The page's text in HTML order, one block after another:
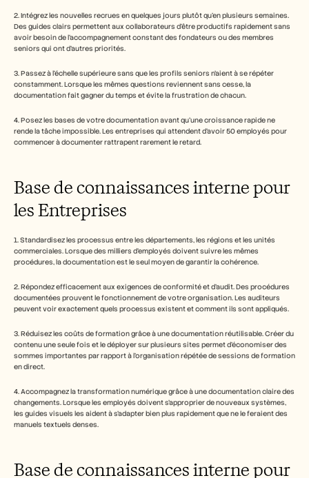
2. Intégrez les nouvelles recrues en quelques jours plutôt qu'en plusieurs semaines.
Des guides clairs permettent aux collaborateurs d'être productifs rapidement sans
avoir besoin de l'accompagnement constant des fondateurs ou des membres
seniors qui ont d'autres priorités.
3. Passez à l'échelle supérieure sans que les profils seniors n'aient à se répéter
constamment. Lorsque les mêmes questions reviennent sans cesse, la
documentation fait gagner du temps et évite la frustration de chacun.
4. Posez les bases de votre documentation avant qu'une croissance rapide ne
rende la tâche impossible. Les entreprises qui attendent d'avoir 50 employés pour
commencer à documenter rattrapent rarement le retard.
Base de connaissances interne pour
les Entreprises
1. Standardisez les processus entre les départements, les régions et les unités
commerciales. Lorsque des milliers d'employés doivent suivre les mêmes
procédures, la documentation est le seul moyen de garantir la cohérence.
2. Répondez efficacement aux exigences de conformité et d'audit. Des procédures
documentées prouvent le fonctionnement de votre organisation. Les auditeurs
peuvent voir exactement quels processus existent et comment ils sont appliqués.
3. Réduisez les coûts de formation grâce à une documentation réutilisable. Créer du
contenu une seule fois et le déployer sur plusieurs sites permet d'économiser des
sommes importantes par rapport à l'organisation répétée de sessions de formation
en direct.
4. Accompagnez la transformation numérique grâce à une documentation claire des
changements. Lorsque les employés doivent s'approprier de nouveaux systèmes,
les guides visuels les aident à s'adapter bien plus rapidement que ne le feraient des
manuels textuels denses.
Base de connaissances interne pour